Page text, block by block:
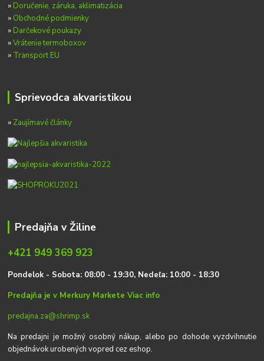
» Doručenie, záruka, aklimatizácia
» Obchodné podmienky
» Darčekové poukazy
»Vrátenie termoboxov
» Transport EU
Sprievodca akvaristikou
» Zaujímavé články
Predajňa v Žiline
+421 949 369 923
Pondelok - Sobota: 08:00 - 19:30, Nedeľa: 10:00 - 18:30
Predajňa je v Merkury MarketeViac info
predajna.za@shrimp.sk
Na predajni je možný osobný nákup, alebo po dohode vyzdvihnutie
objednávok urobených vopred cez eshop.